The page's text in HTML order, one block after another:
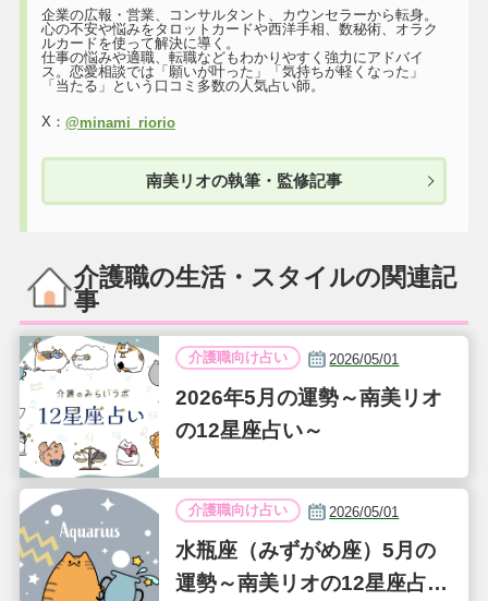
企業の広報・営業、コンサルタント、カウンセラーから転身。
心の不安や悩みをタロットカードや西洋手相、数秘術、オラク
ルカードを使って解決に導く。
仕事の悩みや適職、転職などもわかりやすく強力にアドバイ
ス。恋愛相談では「願いが叶った」「気持ちが軽くなった」
「当たる」という口コミ多数の人気占い師。
X： @minami_riorio
南美リオの執筆・監修記事
介護職の生活・スタイルの関連記
事
介護職向け占い 2026/05/01
2026年5月の運勢～南美リオ
の12星座占い～
介護職向け占い 2026/05/01
水瓶座（みずがめ座）5月の
運勢～南美リオの12星座占い